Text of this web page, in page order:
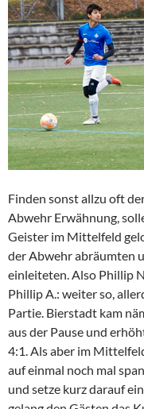
Finden sonst allzu oft
Abwehr Erwähnung,
Geister im Mittelfeld
der Abwehr abräumten
einleiteten. Also Phillip
Phillip A.: weiter so,
Partie. Bierstadt kam
aus der Pause und
4:1. Als aber im
auf einmal noch mal
und setze kurz darauf